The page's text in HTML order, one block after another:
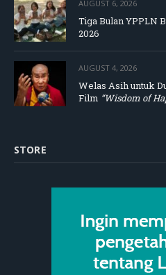
AUGUST 6, 2026
Tiga Bulan YPPLN
2026
AUGUST 4, 2026
Welas Asih untuk
Film “Wisdom of
STORE